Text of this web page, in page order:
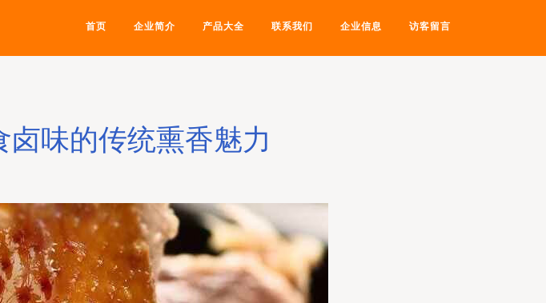
首页 企业简介 产品大全 联系我们 企业信息 访客留言
味的传统熏香魅力